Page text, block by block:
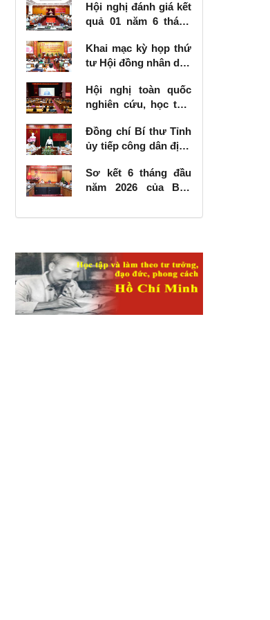
Hội nghị đánh giá kết
quả 01 năm 6 tháng
số 57-NQ/TW
Khai mạc kỳ họp thứ
tư Hội đồng nhân dân
kỳ 2026 - 2031
Hội nghị toàn quốc
nghiên cứu, học tập,
khai thực hiện Nghị
quyết số 10-NQ/TW
phát triển kinh tế có
vốn đầu tư nước
Đồng chí Bí thư Tỉnh
ủy tiếp công dân định
Sơ kết 6 tháng đầu
năm 2026 của Ban
các công trình, dự án
giao thông vận tải